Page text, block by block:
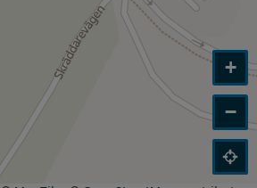
+
−